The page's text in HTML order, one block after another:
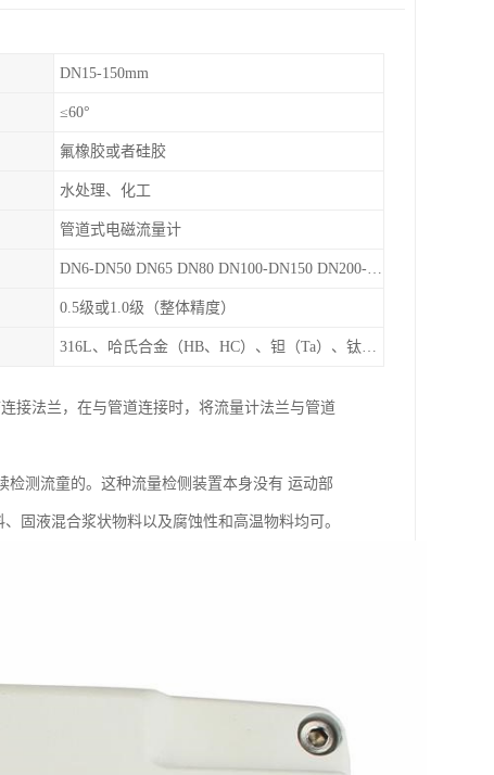
DN15-150mm
≤60°
氟橡胶或者硅胶
水处理、化工
管道式电磁流量计
DN6-DN50 DN65 DN80 DN100-DN150 DN200-DN900等
0.5级或1.0级（整体精度）
316L、哈氏合金（HB、HC）、钽（Ta）、钛（Ti）、铂（Pt）、碳化钙（WC）、陶瓷
接法兰，在与管道连接时，将流量计法兰与管道
测流童的。这种流量检侧装置本身没有 运动部
固液混合浆状物料以及腐蚀性和高温物料均可。